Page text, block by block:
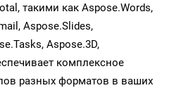
такими как Aspose.Words,
Aspose.Slides,
Aspose.3D,
комплексное
разных форматов в ваших